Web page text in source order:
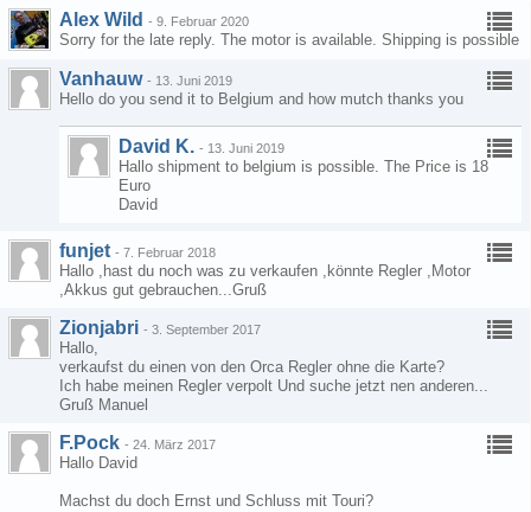
Alex Wild - 9. Februar 2020
Sorry for the late reply. The motor is available. Shipping is possible
Vanhauw - 13. Juni 2019
Hello do you send it to Belgium and how mutch thanks you
David K. - 13. Juni 2019
Hallo shipment to belgium is possible. The Price is 18
Euro
David
funjet - 7. Februar 2018
Hallo ,hast du noch was zu verkaufen ,könnte Regler ,Motor
,Akkus gut gebrauchen...Gruß
Zionjabri - 3. September 2017
Hallo,
verkaufst du einen von den Orca Regler ohne die Karte?
Ich habe meinen Regler verpolt Und suche jetzt nen anderen...
Gruß Manuel
F.Pock - 24. März 2017
Hallo David
Machst du doch Ernst und Schluss mit Touri?